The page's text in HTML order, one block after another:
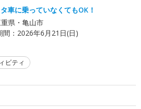
タ車に乗っていなくてもOK！
重県・亀山市
間： 2026年6月21日(日)
ビティ